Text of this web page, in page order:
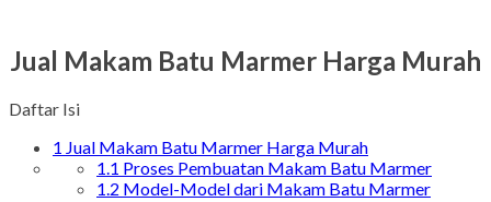
Jual Makam Batu Marmer Harga Murah
Daftar Isi
1 Jual Makam Batu Marmer Harga Murah
1.1 Proses Pembuatan Makam Batu Marmer
1.2 Model-Model dari Makam Batu Marmer